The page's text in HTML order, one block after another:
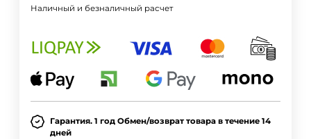
Наличный и безналичный расчет
Гарантия. 1 год Обмен/возврат товара в течение 14
дней